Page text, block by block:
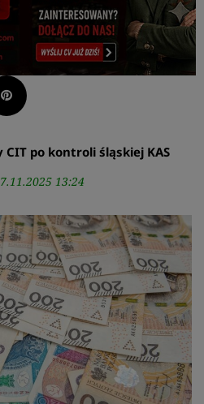
Pinterest
CIT po kontroli śląskiej KAS
13:24